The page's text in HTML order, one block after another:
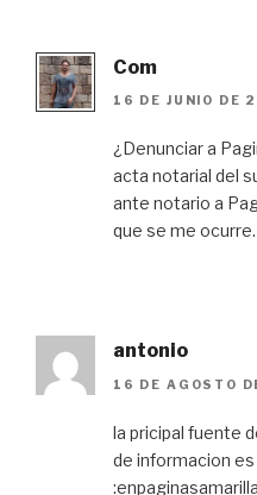
Com
16 DE JUNIO DE
¿Denunciar a
acta notarial del
ante notario a
que se me ocurre.
antonio
16 DE AGOSTO
la pricipal fuente
de informacion es